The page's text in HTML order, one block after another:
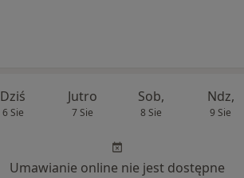
Dziś
6 Sie
Jutro
7 Sie
Sob,
8 Sie
Ndz,
9 Sie
Umawianie online nie jest dostępne